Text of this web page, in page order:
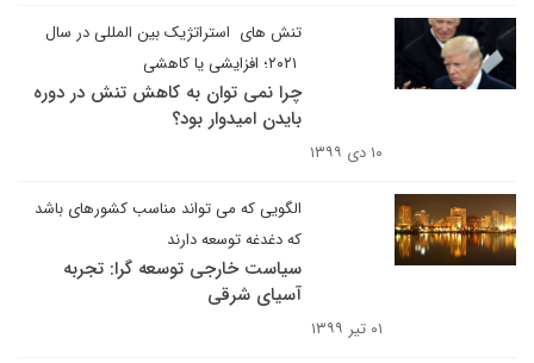
تنش های استراتژیک بین المللی در سال
چرا نمی توان به کاهش تنش در دوره
بایدن امیدوار بود؟
۱۰ دی ۱۳۹۹
الگویی که می تواند مناسب کشورهای باشد
که دغدغه توسعه دارند
سیاست خارجی توسعه گرا: تجربه
آسیای شرقی
۰۱ تیر ۱۳۹۹